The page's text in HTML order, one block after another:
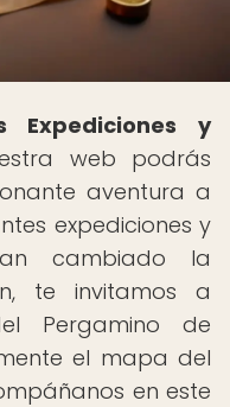
Expediciones y
web podrás
aventura a
expediciones y
cambiado la
te invitamos a
Pergamino de
el mapa del
en este